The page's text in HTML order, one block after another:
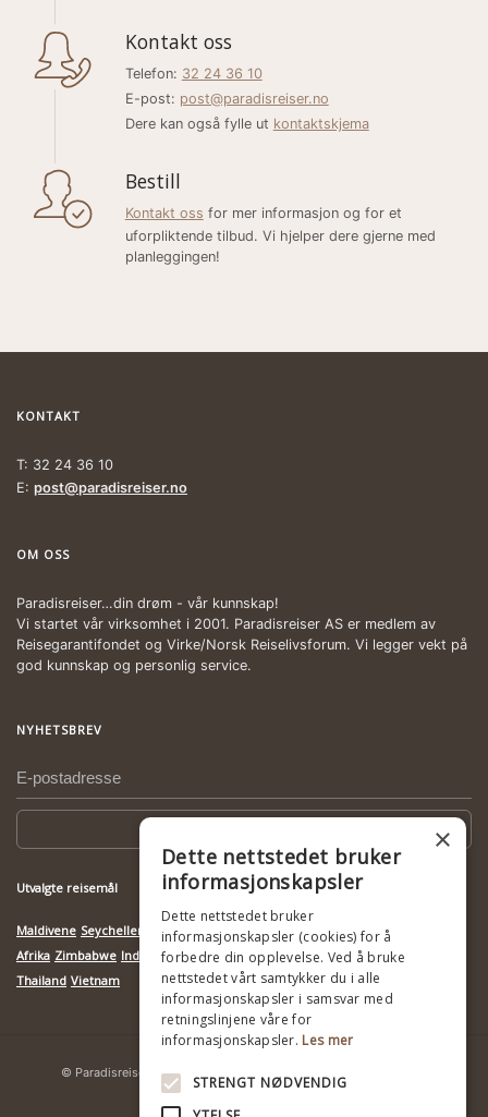
Kontakt oss
Telefon: 32 24 36 10
E-post: post@paradisreiser.no
Dere kan også fylle ut kontaktskjema
Bestill
Kontakt oss for mer informasjon og for et
uforpliktende tilbud. Vi hjelper dere gjerne med
planleggingen!
KONTAKT
T: 32 24 36 10
E: post@paradisreiser.no
OM OSS
Paradisreiser…din drøm - vår kunnskap!
Vi startet vår virksomhet i 2001. Paradisreiser AS er medlem av
Reisegarantifondet og Virke/Norsk Reiselivsforum. Vi legger vekt på
god kunnskap og personlig service.
NYHETSBREV
Utvalgte reisemål
Maldivene Seychellene Mauritius Botswana Kenya Mosambik Namibia
Afrika Zimbabwe India Indonesia Kambodsja Madagaskar Sri Lanka
Thailand Vietnam
© Paradisreiser Ansvarlig turisme
×
Dette nettstedet bruker
informasjonskapsler
Dette nettstedet bruker
informasjonskapsler (cookies) for å
forbedre din opplevelse. Ved å bruke
nettstedet vårt samtykker du i alle
informasjonskapsler i samsvar med
retningslinjene våre for
informasjonskapsler. Les mer
STRENGT NØDVENDIG